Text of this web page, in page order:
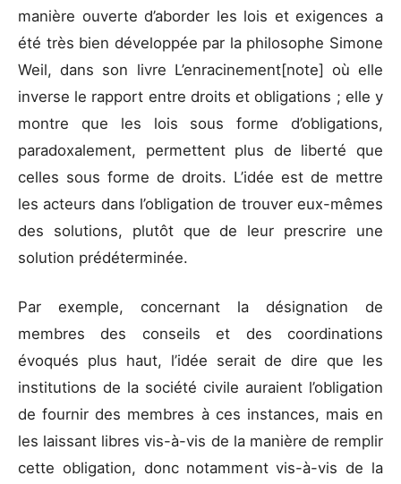
manière ouverte d’aborder les lois et exigences a
été très bien développée par la philosophe Simone
Weil, dans son livre L’enracinement[note] où elle
inverse le rapport entre droits et obligations ; elle y
montre que les lois sous forme d’obligations,
paradoxalement, permettent plus de liberté que
celles sous forme de droits. L’idée est de mettre
les acteurs dans l’obligation de trouver eux-mêmes
des solutions, plutôt que de leur prescrire une
solution prédéterminée.
Par exemple, concernant la désignation de
membres des conseils et des coordinations
évoqués plus haut, l’idée serait de dire que les
institutions de la société civile auraient l’obligation
de fournir des membres à ces instances, mais en
les laissant libres vis-à-vis de la manière de remplir
cette obligation, donc notamment vis-à-vis de la